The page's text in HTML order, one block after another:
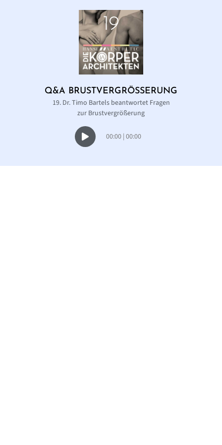
19
Q&A BRUST­VERGRÖSSE­RUNG
19. Dr. Timo Bartels beantwortet Fragen
zur Brustvergrößerung
Audio
Player
00:00| 00:00